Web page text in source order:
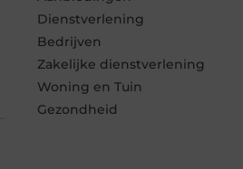
Dienstverlening
Bedrijven
Zakelijke dienstverlening
Woning en Tuin
Gezondheid